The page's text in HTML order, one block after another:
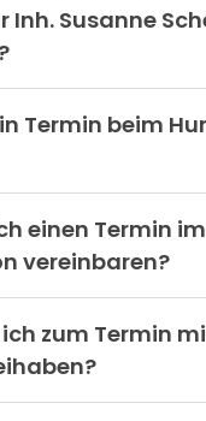
Inh. Susanne
Termin beim
einen Termin im
vereinbaren?
zum Termin